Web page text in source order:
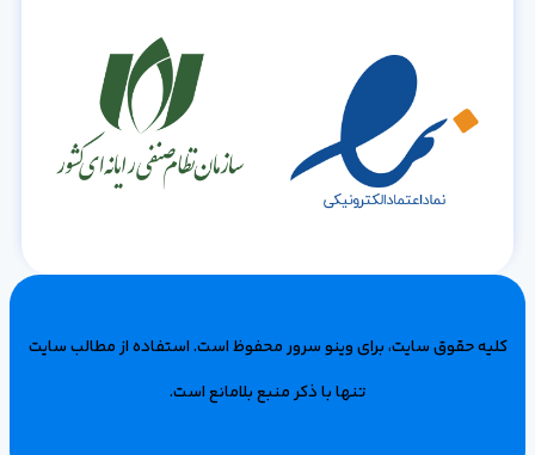
کلیه حقوق سایت، برای وینو سرور محفوظ است‌. استفاده از مطالب سایت
تنها با ذکر منبع بلامانع است.